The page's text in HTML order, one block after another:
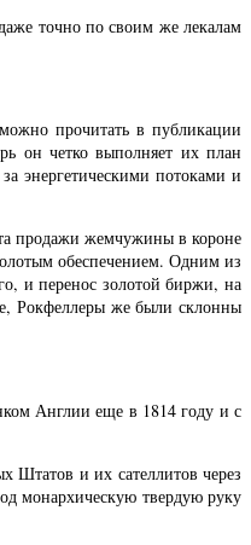
точно по своим же лекалам
прочитать в публикации
он четко выполняет их план
энергетическими потоками и
продажи жемчужины в короне
обеспечением. Одним из
и перенос золотой биржи, на
Рокфеллеры же были склонны
Англии еще в 1814 году и с
Штатов и их сателлитов через
монархическую твердую руку